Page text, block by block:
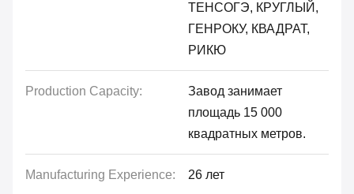
ТЕНСОГЭ, КРУГЛЫЙ,
ГЕНРОКУ, КВАДРАТ,
РИКЮ
Production Capacity:
Завод занимает
площадь 15 000
квадратных метров.
Manufacturing Experience: 26 лет